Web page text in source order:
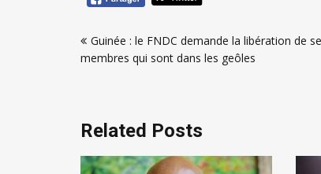
deGuinée : le FNDC demande la libération de
membres qui sont dans les geôles
Related Posts